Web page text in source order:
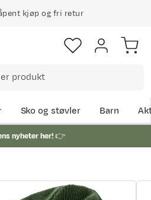
kjøp og fri retur
Sko og støvler Barn
nyheter her!👉